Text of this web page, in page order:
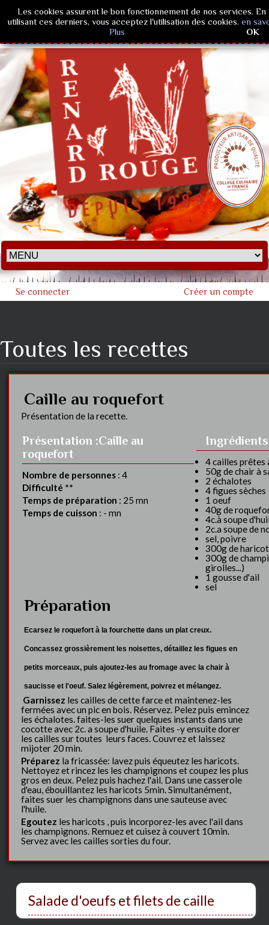
Se connecter Créer un compte
Les cookies assurent le bon fonctionnement de nos services. En
utilisant ces derniers, vous acceptez l'utilisation des cookies. en
Plus
OK
Toutes les recettes
Caille au roquefort
Présentation de la recette.
Présentation :Caille au
roquefort
Nombre de personnes : 4
Difficulté **
Temps de préparation : 25 mn
Temps de cuisson : - mn
4 cailles prêtes
50g de chair à
2 échalotes
4 figues sèches
1 oeuf
40g de
4c.à soupe
2c.a soupe de
sel, poivre
300g de
300g de
girolles...)
1 gousse d'ail
sel
Préparation
Ecarsez le roquefort à la fourchette dans un plat creux.
Concassez grossièrement les noisettes, détaillez les figues en
petits morceaux, puis ajoutez-les au fromage avec la chair à
saucisse et l'oeuf. Salez légèrement, poivrez et mélangez.
Garnissez les cailles de cette farce et maintenez-les
fermées avec un pic en bois. Réservez. Pelez puis emincez
les échalotes. faites-les suer quelques instants dans une
cocotte avec 2c. a soupe d'huile. Faites -y ensuite dorer
les cailles sur toutes leurs faces. Couvrez et laissez
mijoter 20 min.
Préparez la fricassée: lavez puis équeutez les haricots.
Nettoyez et rincez les les champignons et coupez les plus
gros en deux. Pelez puis hachez l'ail. Dans une casserole
d'eau, ébouillantez les haricots 5min. Simultanément,
faites suer les champignons dans une sauteuse avec
l'huile.
Egoutez les haricots , puis incorporez-les avec l'ail dans
les champignons. Remuez et cuisez à couvert 10min.
Servez avec les cailles sorties du four.
Salade d'oeufs et filets de caille